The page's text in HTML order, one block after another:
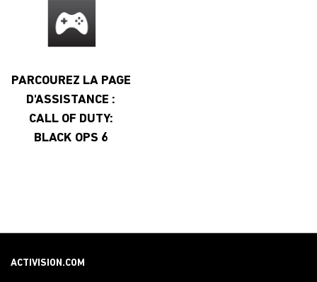
PARCOUREZ LA PAGE
D'ASSISTANCE :
CALL OF DUTY:
BLACK OPS 6
ACTIVISION.COM